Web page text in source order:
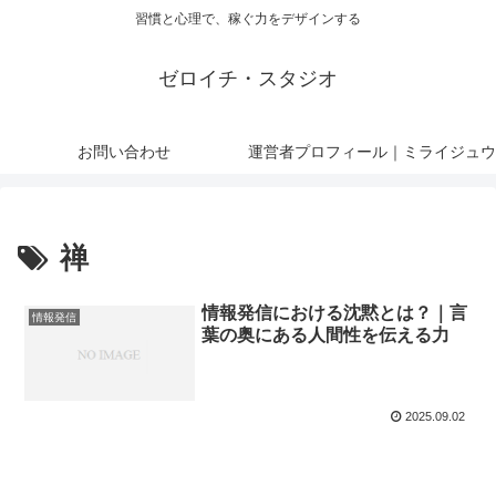
習慣と心理で、稼ぐ力をデザインする
ゼロイチ・スタジオ
お問い合わせ 運営者プロフィール｜ミライジュウ
禅
情報発信
情報発信における沈黙とは？｜言
葉の奥にある人間性を伝える力
2025.09.02